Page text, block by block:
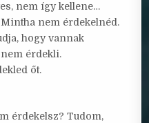
nem így kellene…
nem érdekelnéd.
hogy vannak
érdekli.
őt.
érdekelsz? Tudom,